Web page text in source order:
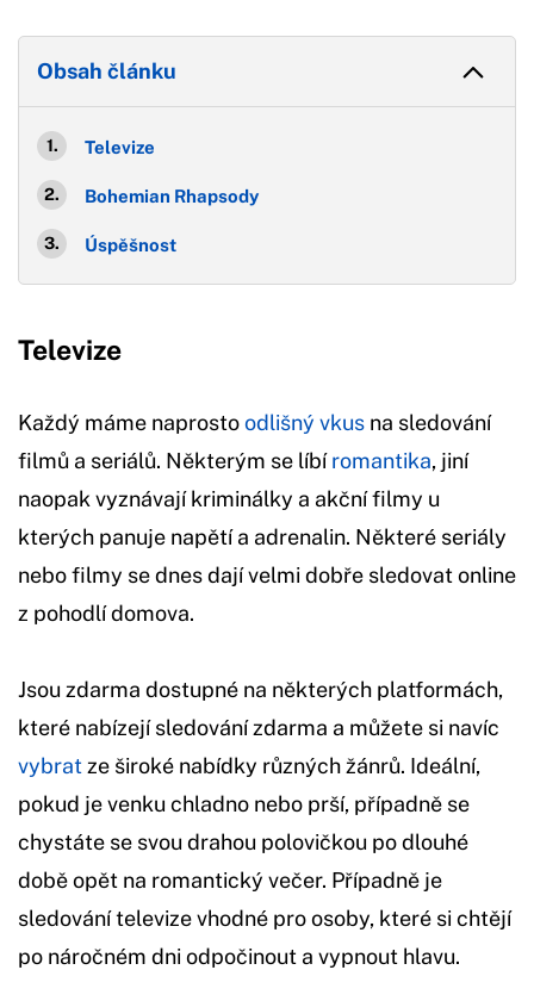
Obsah článku
Televize
Bohemian Rhapsody
Úspěšnost
Televize
Každý máme naprostoodlišný vkus na sledování
filmů a seriálů. Některým se líbíromantika, jiní
naopak vyznávají kriminálky a akční filmy u
kterých panuje napětí a adrenalin. Některé seriály
nebo filmy se dnes dají velmi dobře sledovat online
z pohodlí domova.
Jsou zdarma dostupné na některých platformách,
které nabízejí sledování zdarma a můžete si navíc
vybrat ze široké nabídky různých žánrů. Ideální,
pokud je venku chladno nebo prší, případně se
chystáte se svou drahou polovičkou po dlouhé
době opět na romantický večer. Případně je
sledování televize vhodné pro osoby, které si chtějí
po náročném dni odpočinout a vypnout hlavu.